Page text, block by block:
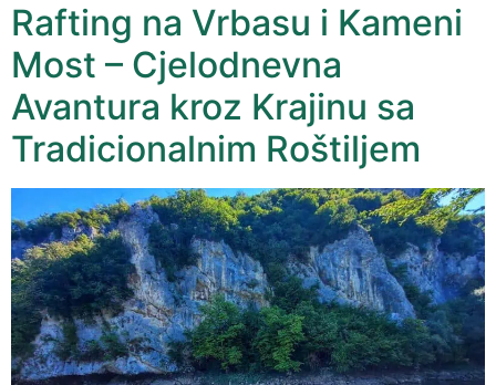
Rafting na Vrbasu i Kameni
Most – Cjelodnevna
Avantura kroz Krajinu sa
Tradicionalnim Roštiljem